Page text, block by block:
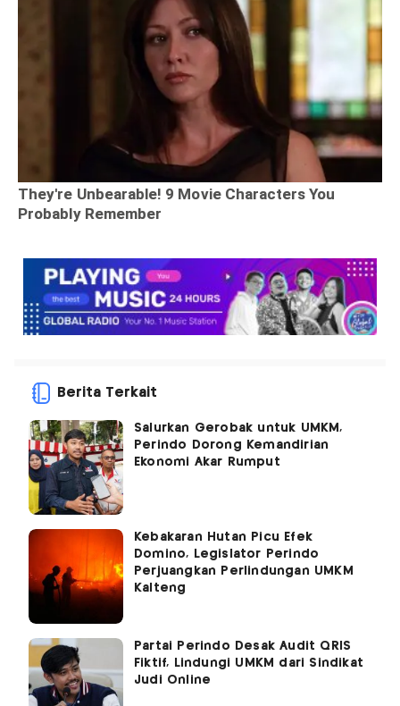
Berita Terkait
Salurkan Gerobak untuk UMKM,
Perindo Dorong Kemandirian
Ekonomi Akar Rumput
Kebakaran Hutan Picu Efek
Domino, Legislator Perindo
Perjuangkan Perlindungan UMKM
Kalteng
Partai Perindo Desak Audit QRIS
Fiktif, Lindungi UMKM dari Sindikat
Judi Online